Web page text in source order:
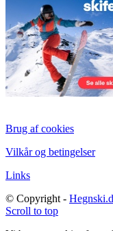
Brug af cookies
Vilkår og betingelser
Links
© Copyright -
Scroll to top